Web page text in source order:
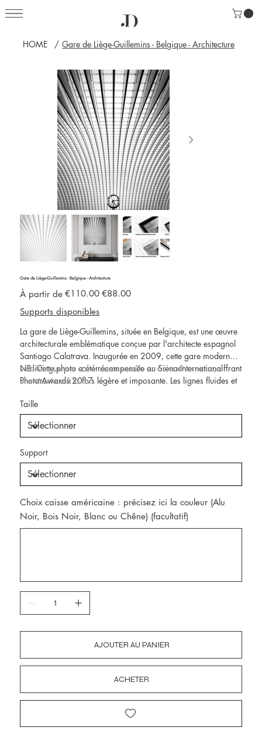
HOME / Gare de Liège-Guillemins - Belgique - Architecture
Gare de Liège-Guillemins - Belgique - Architecture
À partir de Prix
d’origine
€110.00 Prix
promotionnel
€88.00
Supports disponibles
La gare de Liège-Guillemins, située en Belgique, est une œuvre
architecturale emblématique conçue par l'architecte espagnol
Santiago Calatrava. Inaugurée en 2009, cette gare moderne
se distingue par son immense voûte en acier et en verre, offrant
une structure à la fois légère et imposante. Les lignes fluides et
caractéristique de Calatrava, qui fusionne art et
fonctionnalité.Les matériaux utilisés et la conception ouverte
permettent à la lumière naturelle d'inonder l'intérieur, créant un
hub de transport crucial pour la région, mais également un
point de repère architectural qui attire des visiteurs du monde
entier.
NB: Cette photo a été récompensée au Siena International
Photo Awards 2017
Taille
Support
Choix caisse américaine : précisez ici la couleur (Alu
Noir, Bois Noir, Blanc ou Chêne) (facultatif)
AJOUTER AU PANIER
ACHETER